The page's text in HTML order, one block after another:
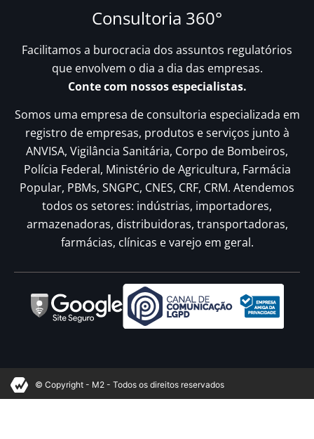
Consultoria 360°
Facilitamos a burocracia dos assuntos regulatórios
que envolvem o dia a dia das empresas.
Conte com nossos especialistas.
Somos uma empresa de consultoria especializada em
registro de empresas, produtos e serviços junto à
ANVISA, Vigilância Sanitária, Corpo de Bombeiros,
Polícia Federal, Ministério de Agricultura, Farmácia
Popular, PBMs, SNGPC, CNES, CRF, CRM. Atendemos
todos os setores: indústrias, importadores,
armazenadoras, distribuidoras, transportadoras,
farmácias, clínicas e varejo em geral.
© Copyright - M2 - Todos os direitos reservados